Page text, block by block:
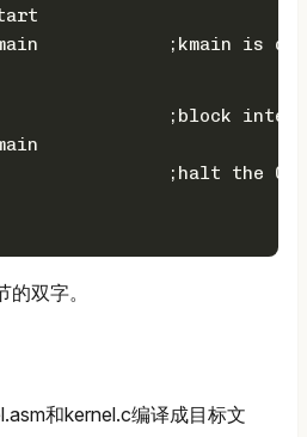
extern kmain
cli 			;block
  hlt		 	;halt the CPU
双字。
和kernel.c编译成目标文